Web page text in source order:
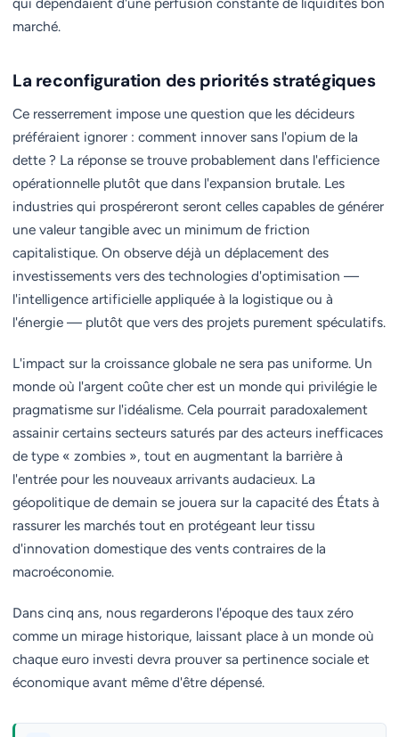
marché.
La reconfiguration des priorités stratégiques
Ce resserrement impose une question que les décideurs
préféraient ignorer : comment innover sans l'opium de la
dette ? La réponse se trouve probablement dans l'efficience
opérationnelle plutôt que dans l'expansion brutale. Les
industries qui prospéreront seront celles capables de générer
une valeur tangible avec un minimum de friction
capitalistique. On observe déjà un déplacement des
investissements vers des technologies d'optimisation —
l'intelligence artificielle appliquée à la logistique ou à
l'énergie — plutôt que vers des projets purement spéculatifs.
L'impact sur la croissance globale ne sera pas uniforme. Un
monde où l'argent coûte cher est un monde qui privilégie le
pragmatisme sur l'idéalisme. Cela pourrait paradoxalement
assainir certains secteurs saturés par des acteurs inefficaces
de type « zombies », tout en augmentant la barrière à
l'entrée pour les nouveaux arrivants audacieux. La
géopolitique de demain se jouera sur la capacité des États à
rassurer les marchés tout en protégeant leur tissu
d'innovation domestique des vents contraires de la
macroéconomie.
Dans cinq ans, nous regarderons l'époque des taux zéro
comme un mirage historique, laissant place à un monde où
chaque euro investi devra prouver sa pertinence sociale et
économique avant même d'être dépensé.